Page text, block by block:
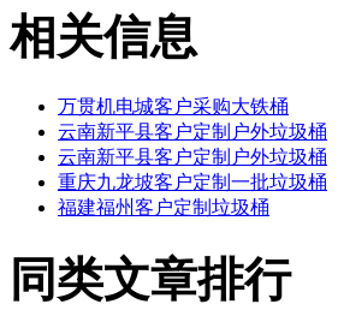
相关信息
万贯机电城客户采购大铁桶
云南新平县客户定制户外垃圾桶
云南新平县客户定制户外垃圾桶
重庆九龙坡客户定制一批垃圾桶
福建福州客户定制垃圾桶
同类文章排行